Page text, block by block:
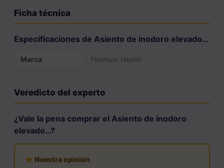
Ficha técnica
Especificaciones de Asiento de inodoro elevado…
Marca Platinum Health
Veredicto del experto
¿Vale la pena comprar el Asiento de inodoro
elevado…?
Nuestra opinión